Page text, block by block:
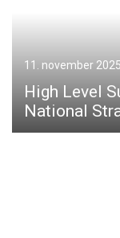
11. november 2025
High Level
National